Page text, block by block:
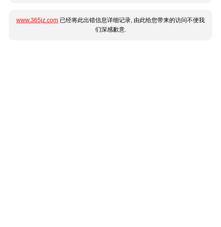
www.365jz.com 已经将此出错信息详细记录, 由此给您带来的访问不便我
们深感歉意.